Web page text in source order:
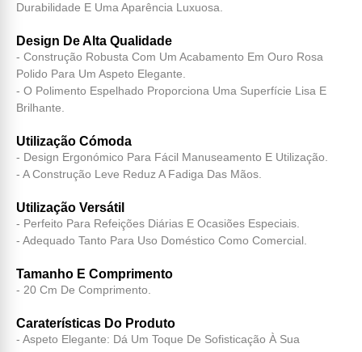
Durabilidade E Uma Aparência Luxuosa.
Design De Alta Qualidade
- Construção Robusta Com Um Acabamento Em Ouro Rosa
Polido Para Um Aspeto Elegante.
- O Polimento Espelhado Proporciona Uma Superfície Lisa E
Brilhante.
Utilização Cómoda
- Design Ergonómico Para Fácil Manuseamento E Utilização.
- A Construção Leve Reduz A Fadiga Das Mãos.
Utilização Versátil
- Perfeito Para Refeições Diárias E Ocasiões Especiais.
- Adequado Tanto Para Uso Doméstico Como Comercial.
Tamanho E Comprimento
- 20 Cm De Comprimento.
Caraterísticas Do Produto
- Aspeto Elegante: Dá Um Toque De Sofisticação À Sua